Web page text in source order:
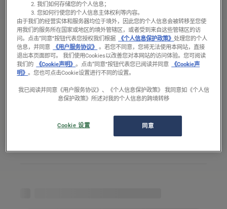
产品型号
适用型号
Variant
锯链锉刀套件 .325"
货号： 505 69 81‑25
我们如何存储您的个人信息；
您如何行使您的个人信息主体权利等内容。
由于我们的经营实体和服务器均位于境外，因此您的个人信息会被转移至您使
用我们的服务所在国家或地区的境外管辖区，或者受到来自这些管辖区的访
问。 点击“同意”按钮代表您授权我们根据 《个人信息保护政策》 处理您的个人
信息，并同意
《用户服务协议》 。若您不同意，您将无法使用本网站，直接
退出本页面即可。 我们使用Cookies以改善您对本网站的访问体验。您可阅读
我们的
《Cookie声明》。点击“同意”按钮代表您已阅读并同意
《Cookie声
明》。您也可点击Cookie设置进行不同的设置。
我已阅读并同意《用户服务协议》、《个人信息保护政策》 我同意如《个人信
息保护政策》所述对我的个人信息的跨境转移
同意
Cookie 设置